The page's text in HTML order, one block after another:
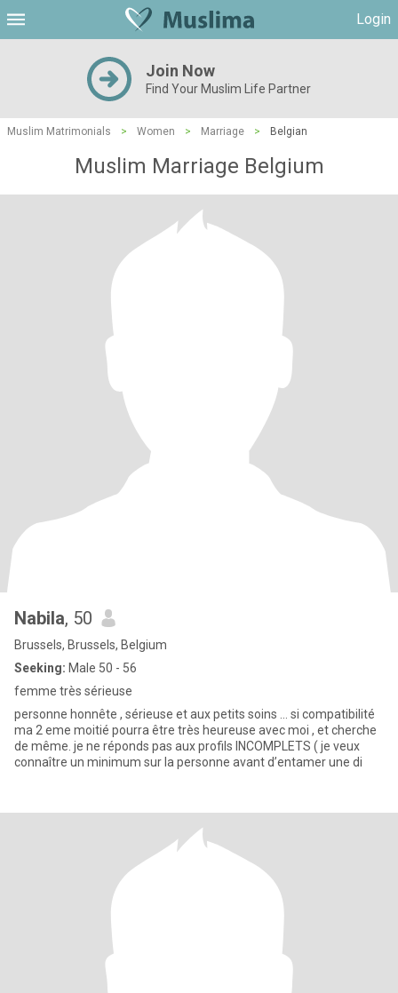
Login
Join Now
Find Your Muslim Life Partner
Muslim Matrimonials > Women > Marriage > Belgian
Muslim Marriage Belgium
Nabila, 50
Brussels, Brussels, Belgium
Seeking: Male 50 - 56
femme très sérieuse
personne honnête , sérieuse et aux petits soins … si compatibilité
ma 2 eme moitié pourra être très heureuse avec moi , et cherche
de même. je ne réponds pas aux profils INCOMPLETS ( je veux
connaître un minimum sur la personne avant d’entamer une di